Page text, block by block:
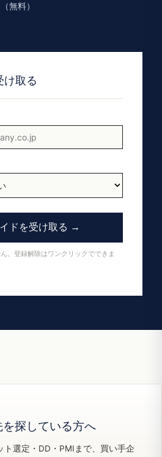
無料）
け取る
ドを受け取る →
。登録解除はワンクリックでできま
探している方へ
ト選定・DD・PMIまで、買い手企